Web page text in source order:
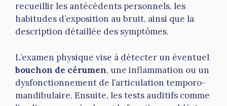
recueillir les antécédents personnels, les
habitudes d’exposition au bruit, ainsi que la
description détaillée des symptômes.
L’examen physique vise à détecter un éventuel
bouchon de cérumen, une inflammation ou un
dysfonctionnement de l’articulation temporo-
mandibulaire. Ensuite, les tests auditifs comme